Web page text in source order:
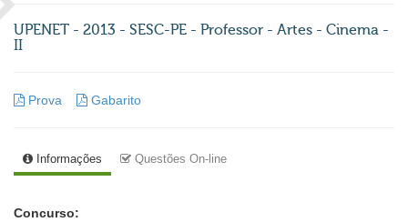
UPENET - 2013 - SESC-PE - Professor - Artes - Cinema -
II
Prova Gabarito
Informações Questões On-line
Concurso: